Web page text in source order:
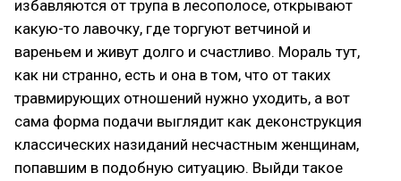
избавляются от трупа в лесополосе, открывают
какую-то лавочку, где торгуют ветчиной и
вареньем и живут долго и счастливо. Мораль тут,
как ни странно, есть и она в том, что от таких
травмирующих отношений нужно уходить, а вот
сама форма подачи выглядит как деконструкция
классических назиданий несчастным женщинам,
попавшим в подобную ситуацию. Выйди такое